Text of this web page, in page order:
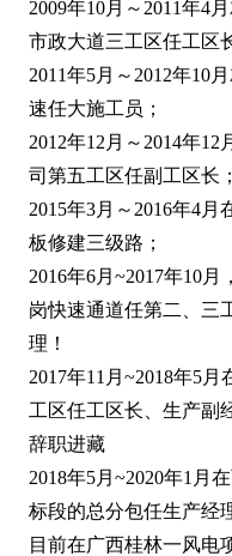
2009年10月～2011年4
市政大道三工区任工区
2011年5月～2012年10
速任大施工员；
2012年12月～2014年
司第五工区任副工区长；
2015年3月～2016年4
板修建三级路；
2016年6月~2017年10
岗快速通道任第二、三
理！
2017年11月~2018年5
工区任工区长、生产副
辞职进藏
2018年5月~2020年1月
标段的总分包任生产经
目前在广西桂林一风电